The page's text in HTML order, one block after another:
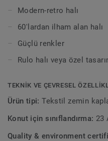
özel tasarım parça halı
Modern-retro halı
60'lardan ilham alan halı
Güçlü renkler
Rulo halı veya özel
TEKNIK VE ÇEVRESEL
Ürün tipi:Tekstil zemin
Konut için sınıflandırma: 23
Quality & environment